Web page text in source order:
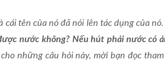
tên của nó đã nói lên tác dụng của
nước không? Nếu hút phải nước có
những câu hỏi này, mời bạn đọc